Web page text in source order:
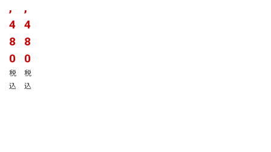
産
野
菜
果
物
セ
,
4
8
0
税
込
産
野
菜
果
物
セ
,
4
8
0
税
込